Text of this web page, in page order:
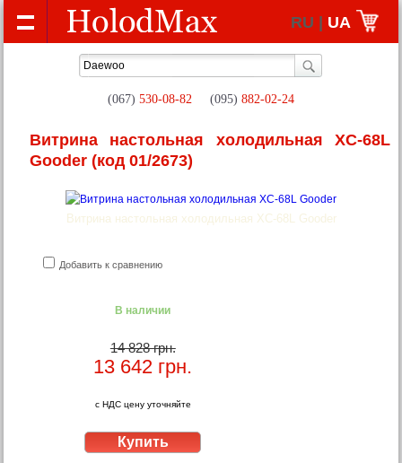
RU | UA
(067) 530-08-82 (095) 882-02-24
Витрина настольная холодильная XC-68L
Gooder(код 01/2673)
Витрина настольная холодильная XC-68L Gooder
Добавить к сравнению
В наличии
14 828 грн.
13 642 грн.
с НДС цену уточняйте